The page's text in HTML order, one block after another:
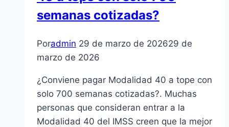
semanas cotizadas?
Poradmin 29 de marzo de 202629 de
marzo de 2026
¿Conviene pagar Modalidad 40 a tope con
solo 700 semanas cotizadas?. Muchas
personas que consideran entrar a la
Modalidad 40 del IMSS creen que la mejor